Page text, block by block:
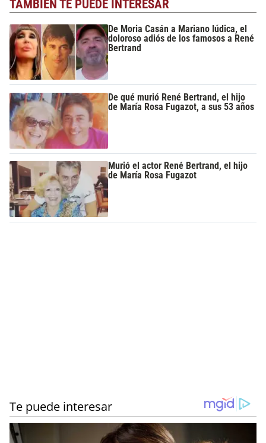
TAMBIÉN TE PUEDE INTERESAR
De Moria Casán a Mariano Iúdica, el
doloroso adiós de los famosos a René
Bertrand
De qué murió René Bertrand, el hijo
de María Rosa Fugazot, a sus 53 años
Murió el actor René Bertrand, el hijo
de María Rosa Fugazot